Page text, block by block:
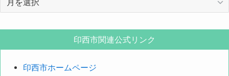
す
印西市関連公式リンク
印西市ホームページ